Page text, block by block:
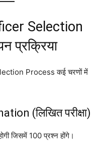
Selection
प्रक्रिया
Process कई चरणों में
(लिखित परीक्षा)
जिसमें 100 प्रश्न होंगे।